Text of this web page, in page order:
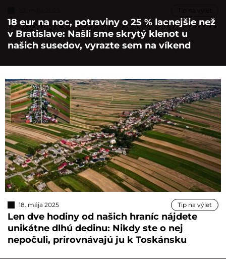
18 eur na noc, potraviny o 25 % lacnejšie než
v Bratislave: Našli sme skrytý klenot u
našich susedov, vyrazte sem na víkend
18. mája 2025 Tip na výlet
Len dve hodiny od našich hraníc nájdete
unikátne dlhú dedinu: Nikdy ste o nej
nepočuli, prirovnávajú ju k Toskánsku